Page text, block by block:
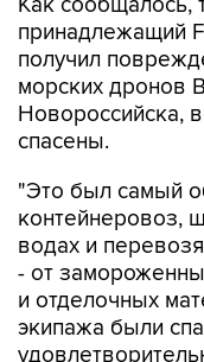
Как сообщалось,
принадлежащий
получил
морских дронов
Новороссийска,
спасены.
"Это был самый
контейнеровоз,
водах и
- от
и отделочных
экипажа были